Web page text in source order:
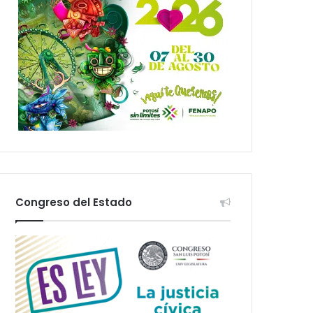
Congreso del Estado